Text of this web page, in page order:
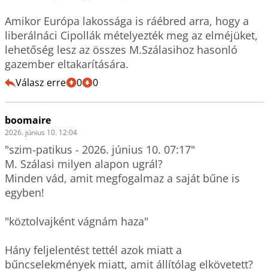
Amikor Európa lakossága is ráébred arra, hogy a
liberálnáci Cipollák mételyezték meg az elméjüket,
lehetőség lesz az összes M.Szálasihoz hasonló
gazember eltakarítására.
Válasz erre 0 0
boomaire
2026. június 10. 12:04
"szim-patikus - 2026. június 10. 07:17"
M. Szálasi milyen alapon ugrál?
Minden vád, amit megfogalmaz a saját bűne is
egyben!
"köztolvajként vágnám haza"
Hány feljelentést tettél azok miatt a
bűncselekmények miatt, amit állítólag elkövetett?